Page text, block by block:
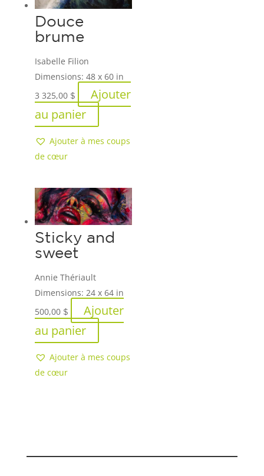
Douce
brume
Isabelle Filion
Dimensions: 48 x 60 in
3 325,00 $
Ajouter
au panier
Ajouter à mes coups
de cœur
Sticky and
sweet
Annie Thériault
Dimensions: 24 x 64 in
500,00 $
Ajouter
au panier
Ajouter à mes coups
de cœur